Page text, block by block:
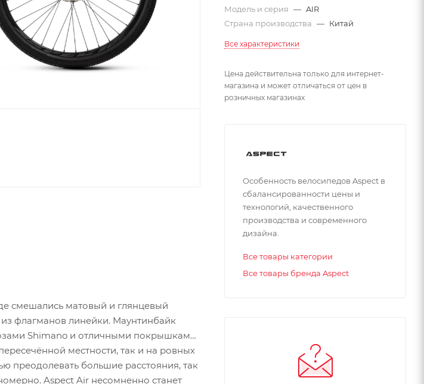
смешались матовый и глянцевый
флагманов линейки. Маунтинбайк
Shimano и отличными покрышками
местности, так и на ровных
преодолевать большие расстояния, так
Aspect Air несомненно станет
Модель и серия — AIR
Страна производства — Китай
Все характеристики
Цена действительна только для интернет-
магазина и может отличаться от цен в
розничных магазинах
Особенность велосипедов Aspect в
сбалансированности цены и
технологий, качественного
производства и современного
дизайна.
Все товары категории
Все товары бренда Aspect